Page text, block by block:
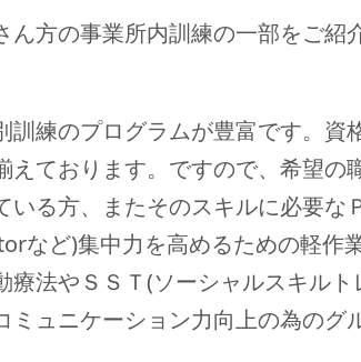
方の事業所内訓練の一部をご紹
訓練のプログラムが豊富です。資
えております。ですので、希望の
いる方、またそのスキルに必要な
など)集中力を高めるための軽作
療法やＳＳＴ(ソーシャルスキルト
ミュニケーション力向上の為のグ